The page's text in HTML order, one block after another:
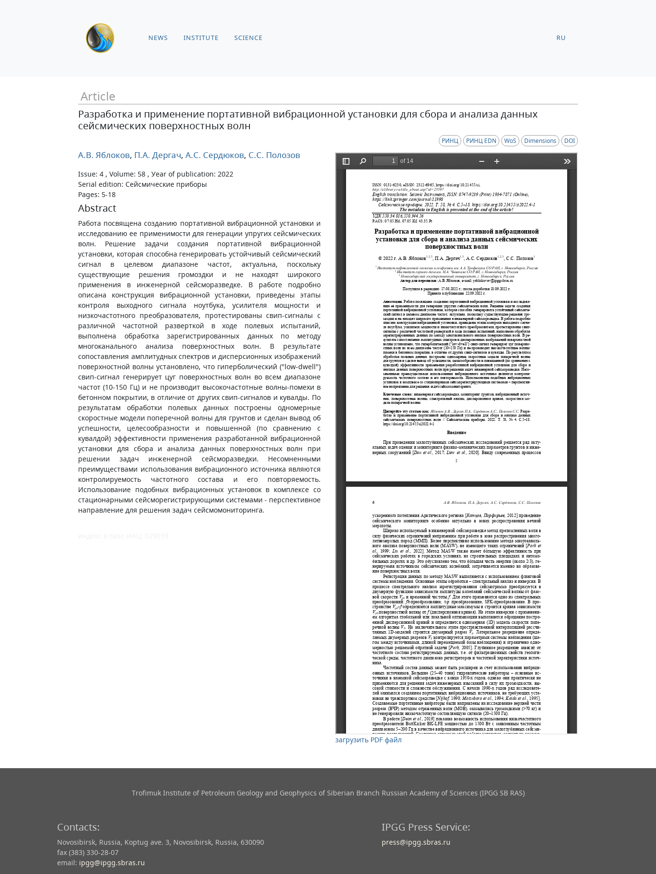
NEWS INSTITUTE SCIENCE RU
Article
Разработка и применение портативной вибрационной установки для сбора и анализа данных
сейсмических поверхностных волн
РИНЦ РИНЦ EDN WoS Dimensions DOI
А.В. Яблоков, П.А. Дергач, А.С. Сердюков, С.С. Полозов
Issue: 4 , Volume: 58 , Уear of publication: 2022
Serial edition: Сейсмические приборы
Pages: 5-18
Abstract
Работа посвящена созданию портативной вибрационной установки и
исследованию ее применимости для генерации упругих сейсмических
волн. Решение задачи создания портативной вибрационной
установки, которая способна генерировать устойчивый сейсмический
сигнал в целевом диапазоне частот, актуальна, поскольку
существующие решения громоздки и не находят широкого
применения в инженерной сейсморазведке. В работе подробно
описана конструкция вибрационной установки, приведены этапы
контроля выходного сигнала ноутбука, усилителя мощности и
низкочастотного преобразователя, протестированы свип-сигналы с
различной частотной разверткой в ходе полевых испытаний,
выполнена обработка зарегистрированных данных по методу
многоканального анализа поверхностных волн. В результате
сопоставления амплитудных спектров и дисперсионных изображений
поверхностной волны установлено, что гиперболический ("low-dwell")
свип-сигнал генерирует цуг поверхностных волн во всем диапазоне
частот (10-150 Гц) и не производит высокочастотные волны-помехи в
бетонном покрытии, в отличие от других свип-сигналов и кувалды. По
результатам обработки полевых данных построены одномерные
скоростные модели поперечной волны для грунтов и сделан вывод об
успешности, целесообразности и повышенной (по сравнению с
кувалдой) эффективности применения разработанной вибрационной
установки для сбора и анализа данных поверхностных волн при
решении задач инженерной сейсморазведки. Несомненными
преимуществами использования вибрационного источника являются
контролируемость частотного состава и его повторяемость.
Использование подобных вибрационных установок в комплексе со
стационарными сейсморегистрирующими системами - перспективное
направление для решения задач сейсмомониторинга.
загрузить PDF файл
Trofimuk Institute of Petroleum Geology and Geophysics​ of Siberian Branch Russian Academy of Sciences (IPGG SB RAS)
Contacts:
Novosibirsk, Russia, Koptug ave. 3, Novosibirsk, Russia, 630090
fax (383) 330-28-07
email: ipgg@ipgg.sbras.ru
IPGG Press Service:
press@ipgg.sbras.ru